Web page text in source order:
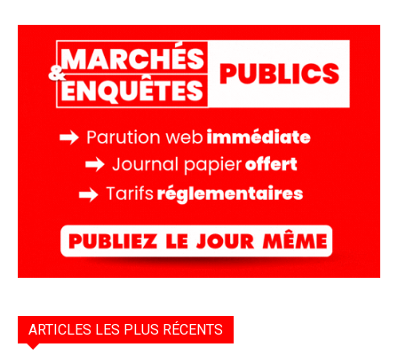
ARTICLES LES PLUS RÉCENTS